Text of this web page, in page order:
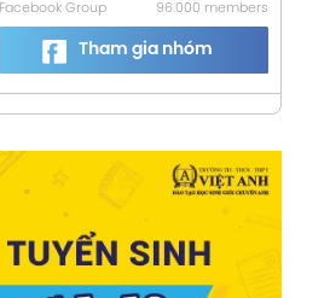
Facebook Group 96.000 members
Tham gia nhóm